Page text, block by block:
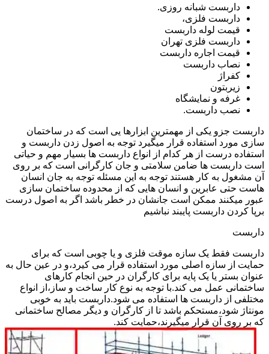
داربست شبانه روزی.
داربست فلزی،
قیمت لوله داربست
داربست فلزی تهران
قیمت اجاره داربست
نصاب داربست
کفراژ
زیربتون
غرفه و نمایشگاه
نصب داربست.
داربست جزو یکی از مهمترین ابزارها یی است که در ساختمان
سازی مورد استفاده قرار میگیرد توجه به اصول زدن داربست و
استفاده درست از هر کدام از انواع داربست ها بسیار مهم و حیاتی
است داربست ها ضامن سلامتی و جان کارگرانی است که بر روی
آن مشغول به کار هستند توجه به این مسئله توجه به جان انسان
هاست حتی عابرین و انسان هایی که از محدوده ساختمان سازی
عبور میکنند ممکن است جانشان در خطر باشد اگر به اصول درست
برپا کردن داربست پایبند نباشیم
داربست
داربست فقط یک سازه موقت فلزی و یا چوبی است که برای
حمایت از سازه اصلی مورد استفاده قرار می کیرد،و در عین حال به
عنوان بستر یا یک پایه برای کارگران در حین انجام کارهای
ساختمانی عمل می کند.با توجه به نوع کار ساخت و ساز،از انواع
مختلفی از داربست ها استفاده می شود.داربست باید به خوبی
مونتاژ شود،مستحکم باشد تا از کارگران و دیگر مصالح ساختمانی
که بر روی آن قرار میگیرند،حمایت کند.